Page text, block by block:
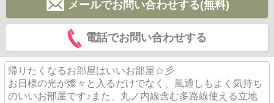
メールでお問い合わせする(無料)
電話でお問い合わせする
帰りたくなるお部屋はいいお部屋☆彡
お日様の光が燦々と入るだけでなく、風通しもよく気持ち
のいいお部屋です♪また、丸ノ内線含む多路線使える立地